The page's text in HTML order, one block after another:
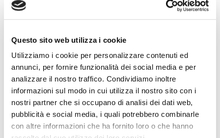
Questo sito web utilizza i cookie
Utilizziamo i cookie per personalizzare contenuti ed
annunci, per fornire funzionalità dei social media e per
analizzare il nostro traffico. Condividiamo inoltre
informazioni sul modo in cui utilizza il nostro sito con i
nostri partner che si occupano di analisi dei dati web,
pubblicità e social media, i quali potrebbero combinarle
con altre informazioni che ha fornito loro o che hanno